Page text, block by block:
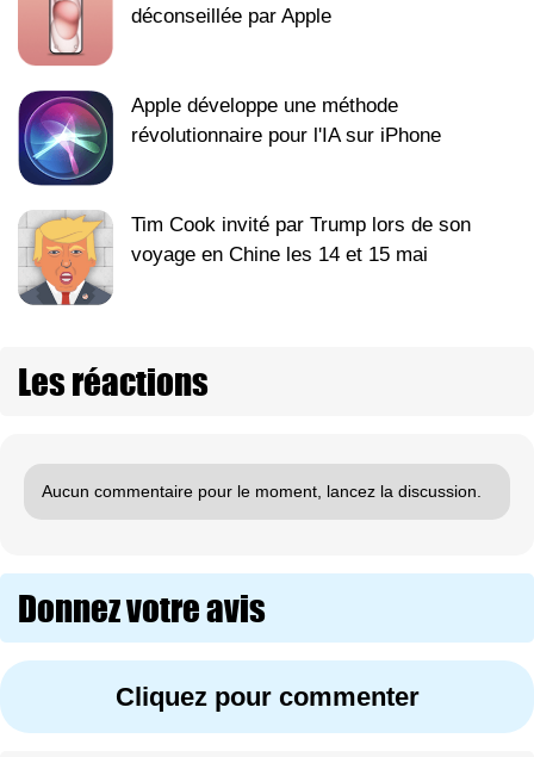
déconseillée par Apple
Apple développe une méthode
révolutionnaire pour l'IA sur iPhone
Tim Cook invité par Trump lors de son
voyage en Chine les 14 et 15 mai
Les réactions
Aucun commentaire pour le moment, lancez la discussion.
Donnez votre avis
Cliquez pour commenter